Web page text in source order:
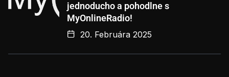
jednoducho a pohodlne s
MyOnlineRadio!
20. Februára 2025